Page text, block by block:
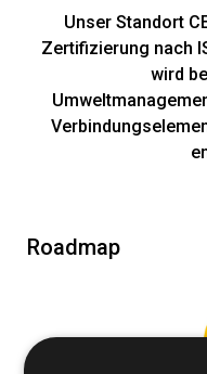
Unser Standort
Zertifizierung nach
wird
Roadmap